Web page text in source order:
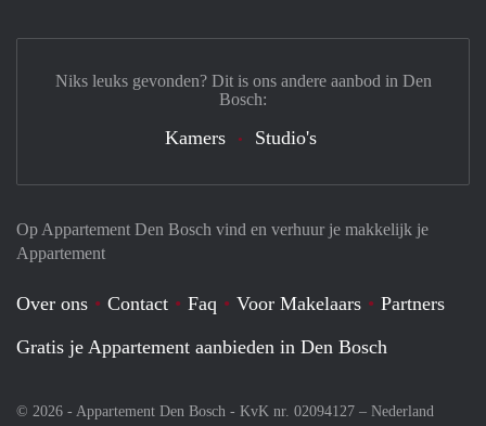
Op Appartement Den Bosch vind en verhuur je makkelijk je
Appartement
Over ons Contact Faq Voor Makelaars
Partners
Gratis je Appartement aanbieden in Den Bosch
© 2026 - Appartement Den Bosch - KvK nr. 02094127 – Nederland
Niks leuks gevonden? Dit is ons andere aanbod in Den
Bosch:
Kamers Studio's